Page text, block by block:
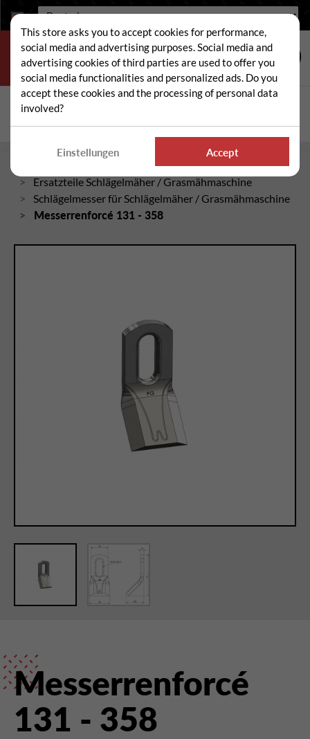
Sprache:
Suche
Ersatzteile Schlägelmäher / Grasmähmaschine
Schlägelmesser für Schlägelmäher / Grasmähmaschine
Messerrenforcé 131 - 358
Messerrenforcé
131 - 358
This store asks you to accept cookies for performance,
social media and advertising purposes. Social media and
advertising cookies of third parties are used to offer you
social media functionalities and personalized ads. Do you
accept these cookies and the processing of personal data
involved?
Einstellungen Accept